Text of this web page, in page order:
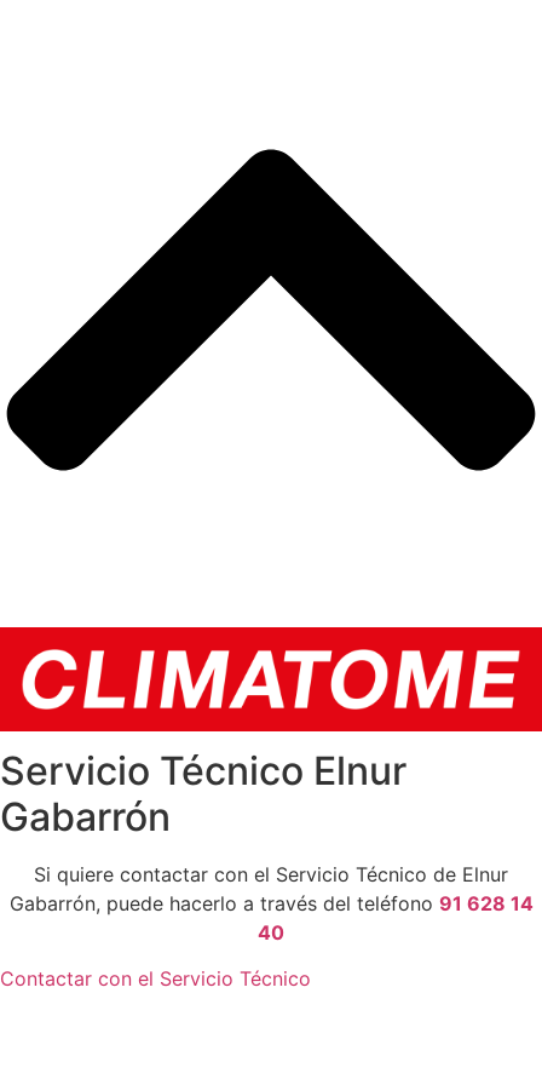
Servicio Técnico Elnur
Gabarrón
Si quiere contactar con el Servicio Técnico de Elnur
Gabarrón, puede hacerlo a través del teléfono 91 628 14
40
Contactar con el Servicio Técnico